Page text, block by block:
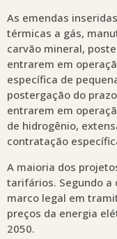
As emendas
térmicas a gás,
carvão mineral,
entrarem em
específica de
postergação do
entrarem em
de hidrogênio,
contratação
A maioria dos
tarifários. Segundo a
marco legal em
preços da energia
2050.